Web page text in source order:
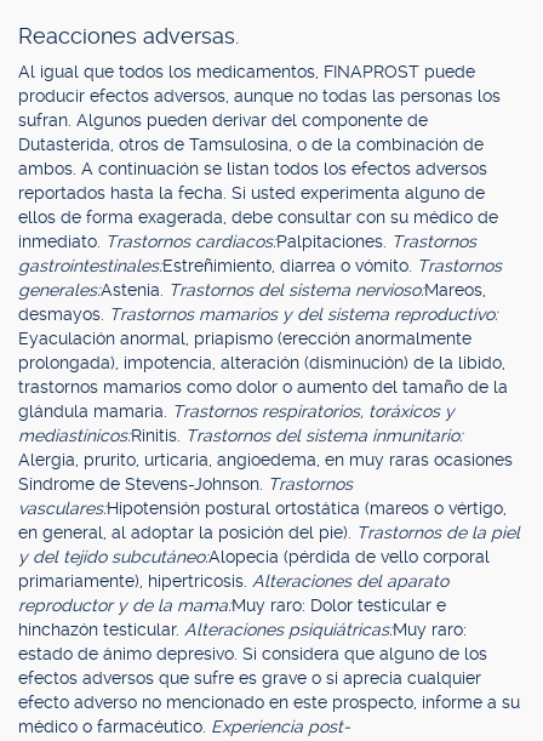
Reacciones adversas.
Al igual que todos los medicamentos, FINAPROST puede
producir efectos adversos, aunque no todas las personas los
sufran. Algunos pueden derivar del componente de
Dutasterida, otros de Tamsulosina, o de la combinación de
ambos. A continuación se listan todos los efectos adversos
reportados hasta la fecha. Si usted experimenta alguno de
ellos de forma exagerada, debe consultar con su médico de
inmediato. Trastornos cardiacos:Palpitaciones. Trastornos
gastrointestinales:Estreñimiento, diarrea o vómito. Trastornos
generales:Astenia. Trastornos del sistema nervioso:Mareos,
desmayos. Trastornos mamarios y del sistema reproductivo:
Eyaculación anormal, priapismo (erección anormalmente
prolongada), impotencia, alteración (disminución) de la libido,
trastornos mamarios como dolor o aumento del tamaño de la
glándula mamaria.
Trastornos respiratorios, toráxicos y
mediastínicos:Rinitis. Trastornos del sistema inmunitario:
Alergia, prurito, urticaria, angioedema, en muy raras ocasiones
Síndrome de Stevens-Johnson. Trastornos
vasculares:Hipotensión postural ortostática (mareos o vértigo,
en general, al adoptar la posición del pie). Trastornos de la piel
y del tejido subcutáneo:Alopecia (pérdida de vello corporal
primariamente), hipertricosis. Alteraciones del aparato
reproductor y de la mama:Muy raro: Dolor testicular e
hinchazón testicular. Alteraciones psiquiátricas:Muy raro:
estado de ánimo depresivo. Si considera que alguno de los
efectos adversos que sufre es grave o si aprecia cualquier
efecto adverso no mencionado en este prospecto, informe a su
médico o farmacéutico. Experiencia post-